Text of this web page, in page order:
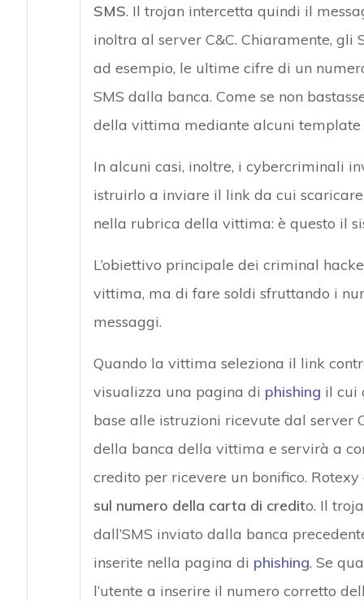
SMS. Il trojan intercetta quindi il
inoltra al server C&C. Chiaramente, gli
ad esempio, le ultime cifre di un
SMS dalla banca. Come se non
della vittima mediante alcuni template
In alcuni casi, inoltre, i cybercriminali
istruirlo a inviare il link da cui
nella rubrica della vittima: è questo il
L’obiettivo principale dei criminal
vittima, ma di fare soldi sfruttando i
messaggi.
Quando la vittima seleziona il link
visualizza una pagina di phishing il cui
base alle istruzioni ricevute dal server
della banca della vittima e servirà a
credito per ricevere un bonifico.
sul numero della carta di credito. Il
dall’SMS inviato dalla banca
inserite nella pagina di phishing. Se
l’utente a inserire il numero corretto